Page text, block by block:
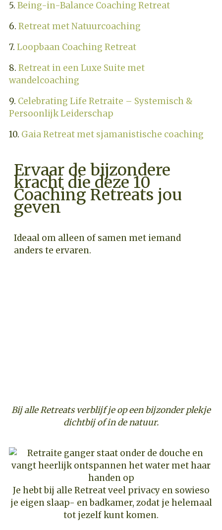
5. Being-in-Balance Coaching Retreat
6. Retreat met Natuurcoaching
7. Loopbaan Coaching Retreat
8. Retreat in een Luxe Suite met
wandelcoaching
9. Celebrating Life Retraite – Systemisch &
Persoonlijk Leiderschap
10. Gaia Retreat met sjamanistische coaching
Ervaar de bijzondere
kracht die deze 10
Coaching Retreats jou
geven
Ideaal om alleen of samen met iemand
anders te ervaren.
Bij alle Retreats verblijf je op een bijzonder plekje
dichtbij of in de natuur.
Je hebt bij alle Retreat veel privacy en sowieso
je eigen slaap- en badkamer, zodat je helemaal
tot jezelf kunt komen.